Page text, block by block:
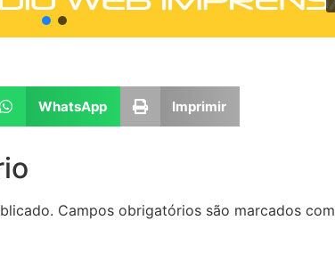
WhatsApp Imprimir
Campos obrigatórios são marcados com